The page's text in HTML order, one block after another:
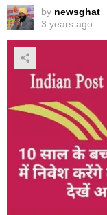
by newsghat
3 years ago